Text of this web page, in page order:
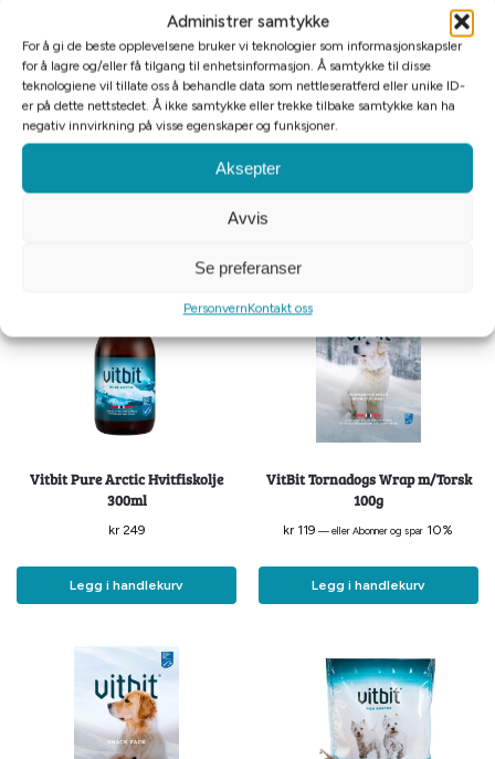
Administrer samtykke
For å gi de beste opplevelsene bruker vi teknologier som informasjonskapsler
for å lagre og/eller få tilgang til enhetsinformasjon. Å samtykke til disse
teknologiene vil tillate oss å behandle data som nettleseratferd eller unike ID-
er på dette nettstedet. Å ikke samtykke eller trekke tilbake samtykke kan ha
negativ innvirkning på visse egenskaper og funksjoner.
Aksepter
Avvis
Se preferanser
PersonvernKontakt oss
VitBit TornaDogs Large m/Torsk
5stk 100g
VitBit Tornadogs Mini 70g
Vitbit Pure Arctic Hvitfiskolje
300ml
kr249
Legg i handlekurv
VitBit Tornadogs Wrap m/Torsk
100g
kr119 —eller Abonner og spar 10%
Legg i handlekurv